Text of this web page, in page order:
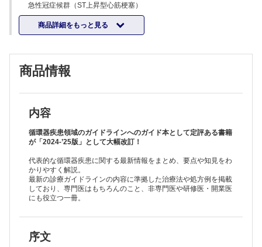
急性冠症候群（ST上昇型心筋梗塞）
急性冠症候群（非ST上昇型急性冠症候群）
安定狭心症
陳旧性心筋梗塞
川崎病
2．不整脈
心房細動
心房粗動・心房頻拍
発作性上室頻拍
心室頻拍・心室細動
ブルガダ症候群，早期再分極症候群（J波症候群）
3．心不全・心筋/心膜疾患
急性心不全
慢性心不全—LVEFの低下した心不全（HFrEF）
（HFpEF）
拡張型心筋症
商品詳細をもっと見る
商品情報
内容
循環器疾患領域のガイドラインへのガイド本として定評ある書籍
が「2024-’25版」として大幅改訂！
代表的な循環器疾患に関する最新情報をまとめ、要点や知見をわ
かりやすく解説。
最新の診療ガイドラインの内容に準拠した治療法や処方例を掲載
しており、専門医はもちろんのこと、非専門医や研修医・開業医
にも役立つ一冊。
序文